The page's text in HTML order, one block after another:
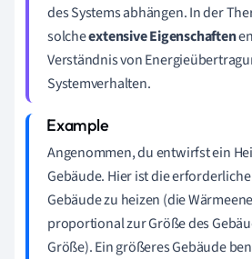
des Systems abhängen. In der
solcheextensive Eigenschaften
Verständnis von
Systemverhalten.
Angenommen, du entwirfst ein
Gebäude. Hier ist die
Gebäude zu heizen (die
proportional zur Größe des
Größe). Ein größeres Gebäude